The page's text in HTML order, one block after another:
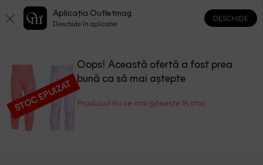
0 0
STOC EPUIZAT
Oops! Această ofertă a fost prea
bună ca să mai aștepte
Produsul nu se mai găsește în stoc
Aplicația Outletmag
Deschide în aplicație
DESCHIDE